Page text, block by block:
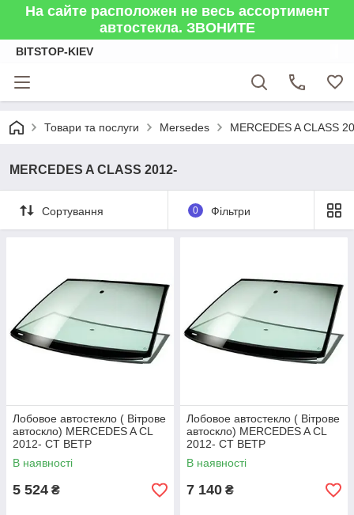
На сайте расположен не весь ассортимент
автостекла. ЗВОНИТЕ
BITSTOP-KIEV
Товари та послуги Mersedes MERCEDES A CLASS
MERCEDES A CLASS 2012-
Сортування 0 Фільтри
Лобовое автостекло ( Вітрове
автоскло) MERCEDES A CL
2012- СТ ВЕТР
ЗЛ+ДД+VIN+ДО
В наявності
5 524 ₴
Лобовое автостекло ( Вітрове
автоскло) MERCEDES A CL
2012- СТ ВЕТР
ЗЛАК+КАМ+ДД+VIN+ДО
В наявності
7 140 ₴